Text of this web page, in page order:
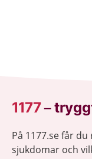
1177–
På 1177.se får
sjukdomar och